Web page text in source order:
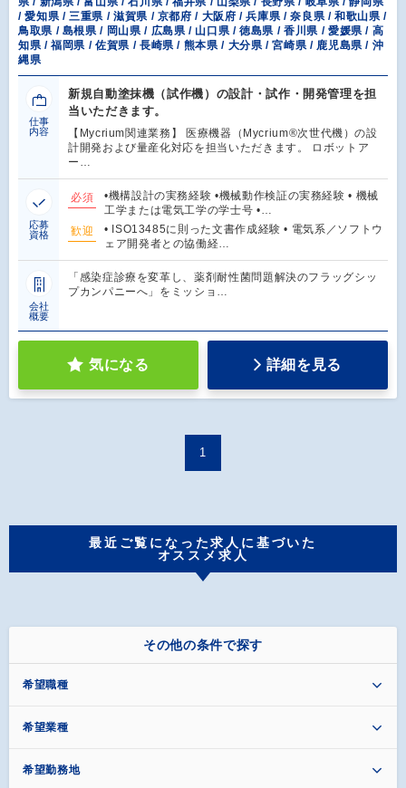
/ 愛知県 / 三重県 / 滋賀県 / 京都府 / 大阪府 / 兵庫県 / 奈良県 / 和歌山県 /
鳥取県 / 島根県 / 岡山県 / 広島県 / 山口県 / 徳島県 / 香川県 / 愛媛県 / 高
知県 / 福岡県 / 佐賀県 / 長崎県 / 熊本県 / 大分県 / 宮崎県 / 鹿児島県 / 沖
縄県
仕事
内容
新規自動塗抹機（試作機）の設計・試作・開発管理を担
当いただきます。
【Mycrium関連業務】 医療機器（Mycrium®次世代機）の設
計開発および量産化対応を担当いただきます。 ロボットア
ー…
応募
資格
必須
•機構設計の実務経験 •機械動作検証の実務経験 • 機械
工学または電気工学の学士号 •…
歓迎
• ISO13485に則った文書作成経験 • 電気系／ソフトウ
ェア開発者との協働経…
会社
概要
「感染症診療を変革し、薬剤耐性菌問題解決のフラッグシッ
プカンパニーへ」をミッショ…
気になる 詳細を見る
1
最近ご覧になった求人に基づいた
オススメ求人
その他の条件で探す
希望職種
希望業種
希望勤務地